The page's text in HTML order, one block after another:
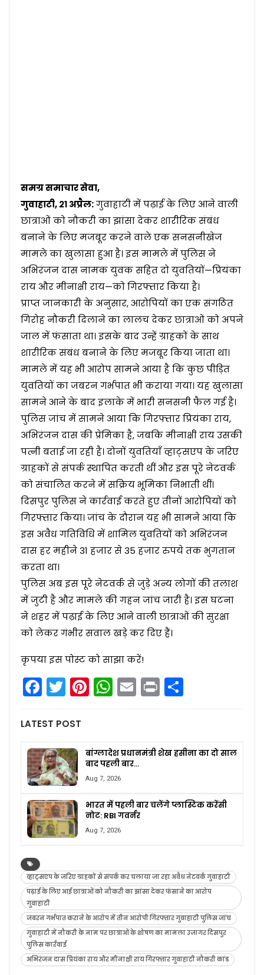
समग्र समाचार सेवा,
गुवाहाटी, २१ अप्रैल:गुवाहाटी में पढ़ाई के लिए आने वाली
छात्राओं को नौकरी का झांसा देकर शारीरिक संबंध
बनाने के लिए मजबूर करने वाले एक सनसनीखेज
मामले का खुलासा हुआ है। इस मामले में पुलिस ने
अभिरंजन दास नामक युवक सहित दो युवतियों—प्रियंका
राय और मीनाक्षी राय—को गिरफ्तार किया है।
प्राप्त जानकारी के अनुसार, आरोपियों का एक संगठित
गिरोह नौकरी दिलाने का लालच देकर छात्राओं को अपने
जाल में फंसाता था। इसके बाद उन्हें ग्राहकों के साथ
शारीरिक संबंध बनाने के लिए मजबूर किया जाता था।
मामले में यह भी आरोप सामने आया है कि कुछ पीड़ित
युवतियों का जबरन गर्भपात भी कराया गया। यह खुलासा
सामने आने के बाद इलाके में भारी सनसनी फैल गई है।
पुलिस जांच में सामने आया कि गिरफ्तार प्रियंका राय,
अभिरंजन दास की प्रेमिका है, जबकि मीनाक्षी राय उसकी
पत्नी बताई जा रही है। दोनों युवतियाँ व्हाट्सएप के जरिए
ग्राहकों से संपर्क स्थापित करती थीं और इस पूरे नेटवर्क
को संचालित करने में सक्रिय भूमिका निभाती थीं।
दिसपुर पुलिस ने कार्रवाई करते हुए तीनों आरोपियों को
गिरफ्तार किया। जांच के दौरान यह भी सामने आया कि
इस अवैध गतिविधि में शामिल युवतियों को अभिरंजन
दास हर महीने 31 हजार से 35 हजार रुपये तक भुगतान
करता था।
पुलिस अब इस पूरे नेटवर्क से जुड़े अन्य लोगों की तलाश
में जुटी है और मामले की गहन जांच जारी है। इस घटना
ने शहर में पढ़ाई के लिए आने वाली छात्राओं की सुरक्षा
को लेकर गंभीर सवाल खड़े कर दिए हैं।
कृपया इस पोस्ट को साझा करें!
Facebook
Twitter
Pinterest
WhatsApp
Email
Print
LATEST POST
बांग्लादेश प्रधानमंत्री शेख हसीना का दो साल
बाद पहली बार…
Aug 7, 2026
भारत में पहली बार चलेंगे प्लास्टिक करेंसी
नोट: RBI गवर्नर
Aug 7, 2026
व्हाट्सएप के जरिए ग्राहकों से संपर्क कर चलाया जा रहा अवैध नेटवर्क गुवाहाटी
पढ़ाई के लिए आई छात्राओं को नौकरी का झांसा देकर फंसाने का आरोप
गुवाहाटी
जबरन गर्भपात कराने के आरोप में तीन आरोपी गिरफ्तार गुवाहाटी पुलिस जांच
गुवाहाटी में नौकरी के नाम पर छात्राओं के शोषण का मामला उजागर दिसपुर
पुलिस कार्रवाई
अभिरंजन दास प्रियंका राय और मीनाक्षी राय गिरफ्तार गुवाहाटी नौकरी कांड